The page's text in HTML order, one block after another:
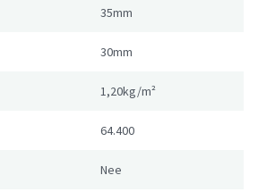
35mm
30mm
1,20kg/m²
64.400
Nee